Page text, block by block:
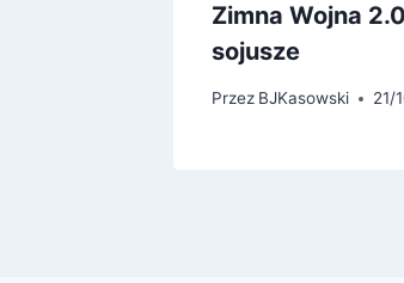
Zimna Wojna
sojusze
Przez BJKasowski 21/